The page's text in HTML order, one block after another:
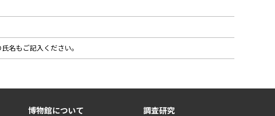
名もご記入ください。
博物館について
調査研究